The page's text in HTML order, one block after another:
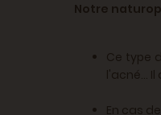
Notre
Ce type
l'acné...
En cas